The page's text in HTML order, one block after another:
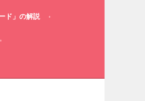
ド」の解説